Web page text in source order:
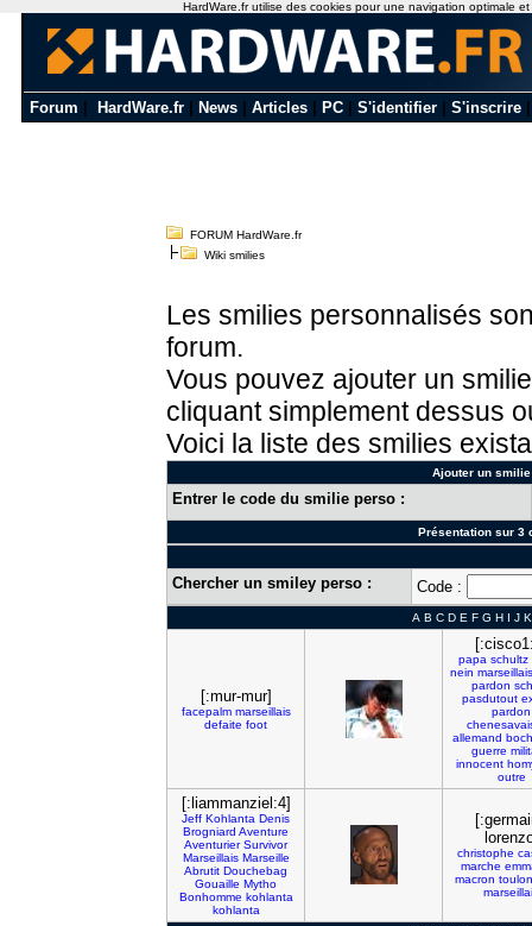
Forum HardWare.fr News Articles PC S'identifier S'inscrire
FORUM HardWare.fr
Wiki smilies
Les smilies personnalisés
forum.
Vous pouvez ajouter un
cliquant simplement dessus
Voici la liste des smilies
Ajouter un
Entrer le code du smilie perso :
Présentation sur 3
Chercher un smiley perso : Code :
A B C D E F G H I J K
[:mur-mur]
facepalm marseillais
defaite foot
papa schultz
nein marseillais
pardon
pasdutout
pardon
allemand
guerre
innocent
outre
[:liammanziel:4]
Jeff Kohlanta Denis
Brogniard Aventure
Aventurier Survivor
Marseillais Marseille
Abrutit Douchebag
Gouaille Mytho
Bonhomme kohlanta
kohlanta
christophe
marche
macron toulon
HardWare.fr utilise des cookies pour une navigation optimale